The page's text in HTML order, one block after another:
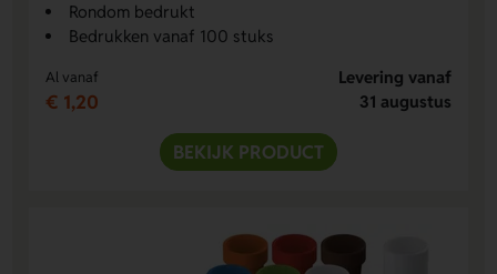
Rondom bedrukt
Bedrukken vanaf 100 stuks
Al vanaf
€ 1,20
Levering vanaf
31 augustus
BEKIJK PRODUCT